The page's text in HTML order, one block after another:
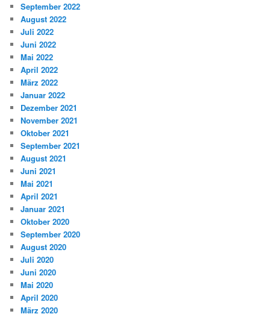
September 2022
August 2022
Juli 2022
Juni 2022
Mai 2022
April 2022
März 2022
Januar 2022
Dezember 2021
November 2021
Oktober 2021
September 2021
August 2021
Juni 2021
Mai 2021
April 2021
Januar 2021
Oktober 2020
September 2020
August 2020
Juli 2020
Juni 2020
Mai 2020
April 2020
März 2020